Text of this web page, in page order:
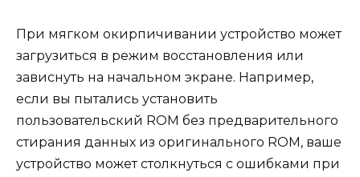
При мягком окирпичивании устройство может
загрузиться в режим восстановления или
зависнуть на начальном экране. Например,
если вы пытались установить
пользовательский ROM без предварительного
стирания данных из оригинального ROM, ваше
устройство может столкнуться с ошибками при